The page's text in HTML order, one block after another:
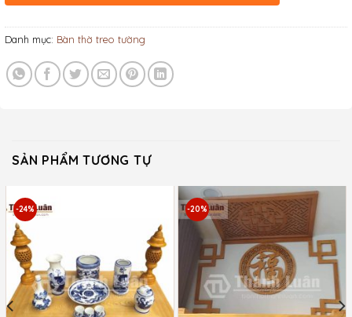
Danh mục: Bàn thờ treo tường
SẢN PHẨM TƯƠNG TỰ
-24% -20%